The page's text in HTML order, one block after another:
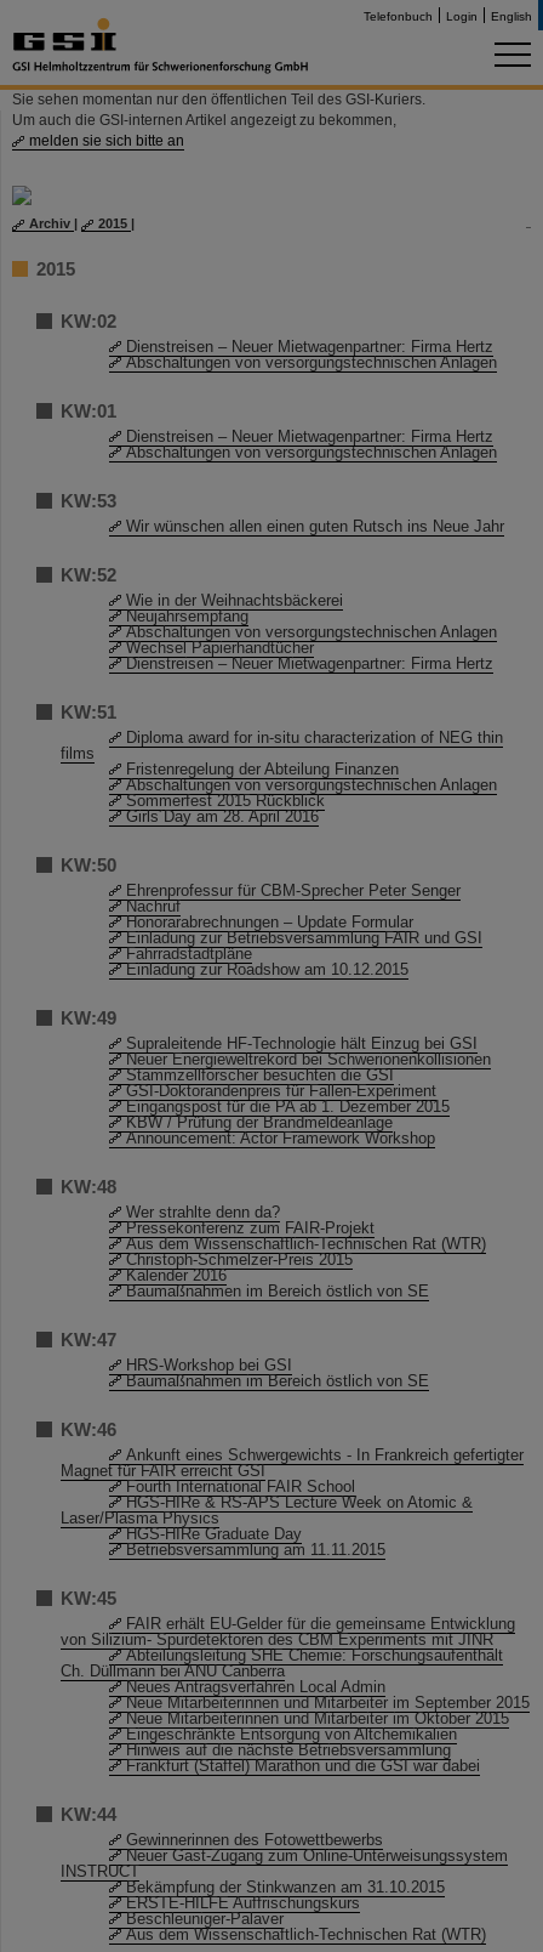
Telefonbuch Login English
Sie sehen momentan nur den öffentlichen Teil des GSI-Kuriers.
Um auch die GSI-internen Artikel angezeigt zu bekommen,
melden sie sich bitte an
Archiv | 2015 |
2015
KW:02
Dienstreisen – Neuer Mietwagenpartner: Firma Hertz
Abschaltungen von versorgungstechnischen Anlagen
KW:01
Dienstreisen – Neuer Mietwagenpartner: Firma Hertz
Abschaltungen von versorgungstechnischen Anlagen
KW:53
Wir wünschen allen einen guten Rutsch ins Neue Jahr
KW:52
Wie in der Weihnachtsbäckerei
Neujahrsempfang
Abschaltungen von versorgungstechnischen Anlagen
Wechsel Papierhandtücher
Dienstreisen – Neuer Mietwagenpartner: Firma Hertz
KW:51
Diploma award for in-situ characterization of NEG thin
films
Fristenregelung der Abteilung Finanzen
Abschaltungen von versorgungstechnischen Anlagen
Sommerfest 2015 Rückblick
Girls´Day am 28. April 2016
KW:50
Ehrenprofessur für CBM-Sprecher Peter Senger
Nachruf
Honorarabrechnungen – Update Formular
Einladung zur Betriebsversammlung FAIR und GSI
Fahrradstadtpläne
Einladung zur Roadshow am 10.12.2015
KW:49
Supraleitende HF-Technologie hält Einzug bei GSI
Neuer Energieweltrekord bei Schwerionenkollisionen
Stammzellforscher besuchten die GSI
GSI-Doktorandenpreis für Fallen-Experiment
Eingangspost für die PA ab 1. Dezember 2015
KBW / Prüfung der Brandmeldeanlage
Announcement: Actor Framework Workshop
KW:48
Wer strahlte denn da?
Pressekonferenz zum FAIR-Projekt
Aus dem Wissenschaftlich-Technischen Rat (WTR)
Christoph-Schmelzer-Preis 2015
Kalender 2016
Baumaßnahmen im Bereich östlich von SE
KW:47
HRS-Workshop bei GSI
Baumaßnahmen im Bereich östlich von SE
KW:46
Ankunft eines Schwergewichts - In Frankreich gefertigter
Magnet für FAIR erreicht GSI
Fourth International FAIR School
HGS-HIRe & RS-APS Lecture Week on Atomic &
Laser/Plasma Physics
HGS-HIRe Graduate Day
Betriebsversammlung am 11.11.2015
KW:45
FAIR erhält EU-Gelder für die gemeinsame Entwicklung
von Silizium- Spurdetektoren des CBM Experiments mit JINR
Abteilungsleitung SHE Chemie: Forschungsaufenthalt
Ch. Düllmann bei ANU Canberra
Neues Antragsverfahren Local Admin
Neue Mitarbeiterinnen und Mitarbeiter im September 2015
Neue Mitarbeiterinnen und Mitarbeiter im Oktober 2015
Eingeschränkte Entsorgung von Altchemikalien
Hinweis auf die nächste Betriebsversammlung
Frankfurt (Staffel) Marathon und die GSI war dabei
KW:44
Gewinnerinnen des Fotowettbewerbs
Neuer Gast-Zugang zum Online-Unterweisungssystem
INSTRUCT
Bekämpfung der Stinkwanzen am 31.10.2015
ERSTE-HILFE Auffrischungskurs
Beschleuniger-Palaver
Aus dem Wissenschaftlich-Technischen Rat (WTR)